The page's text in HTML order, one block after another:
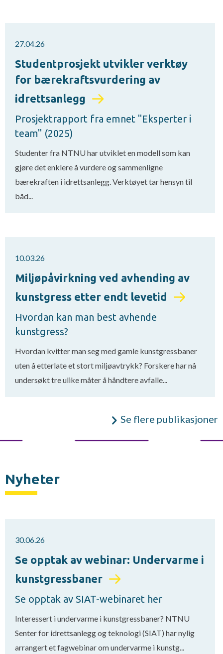
27.04.26
Studentprosjekt utvikler verktøy
for bærekraftsvurdering av
idrettsanlegg
Prosjektrapport fra emnet "Eksperter i
team" (2025)
Studenter fra NTNU har utviklet en modell som kan
gjøre det enklere å vurdere og sammenligne
bærekraften i idrettsanlegg. Verktøyet tar hensyn til
båd...
10.03.26
Miljøpåvirkning ved avhending av
kunstgress etter endt levetid
Hvordan kan man best avhende
kunstgress?
Hvordan kvitter man seg med gamle kunstgressbaner
uten å etterlate et stort miljøavtrykk? Forskere har nå
undersøkt tre ulike måter å håndtere avfalle...
Se flere publikasjoner
Nyheter
30.06.26
Se opptak av webinar: Undervarme i
kunstgressbaner
Se opptak av SIAT-webinaret her
Interessert i undervarme i kunstgressbaner? NTNU
Senter for idrettsanlegg og teknologi (SIAT) har nylig
arrangert et fagwebinar om undervarme i kunstg...